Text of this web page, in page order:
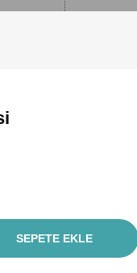
SEPETE EKLE